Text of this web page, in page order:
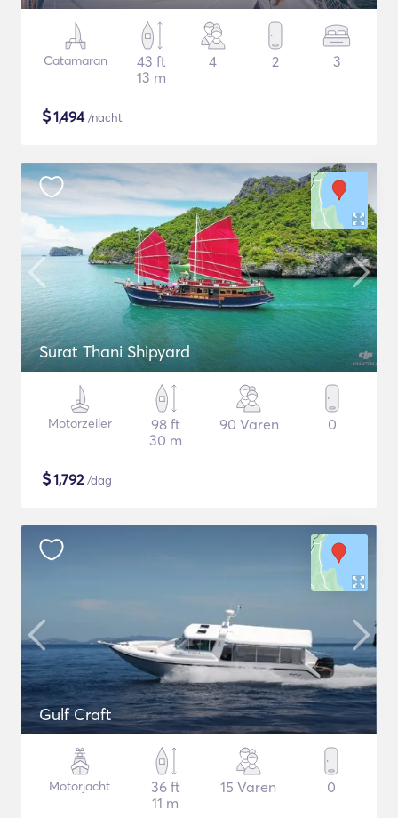
Catamaran
43 ft
13 m
4 2 3
$1,494/nacht
Surat Thani Shipyard
Motorzeiler
98 ft
30 m
90 Varen 0
$1,792/dag
Gulf Craft
Motorjacht
36 ft
11 m
15 Varen 0